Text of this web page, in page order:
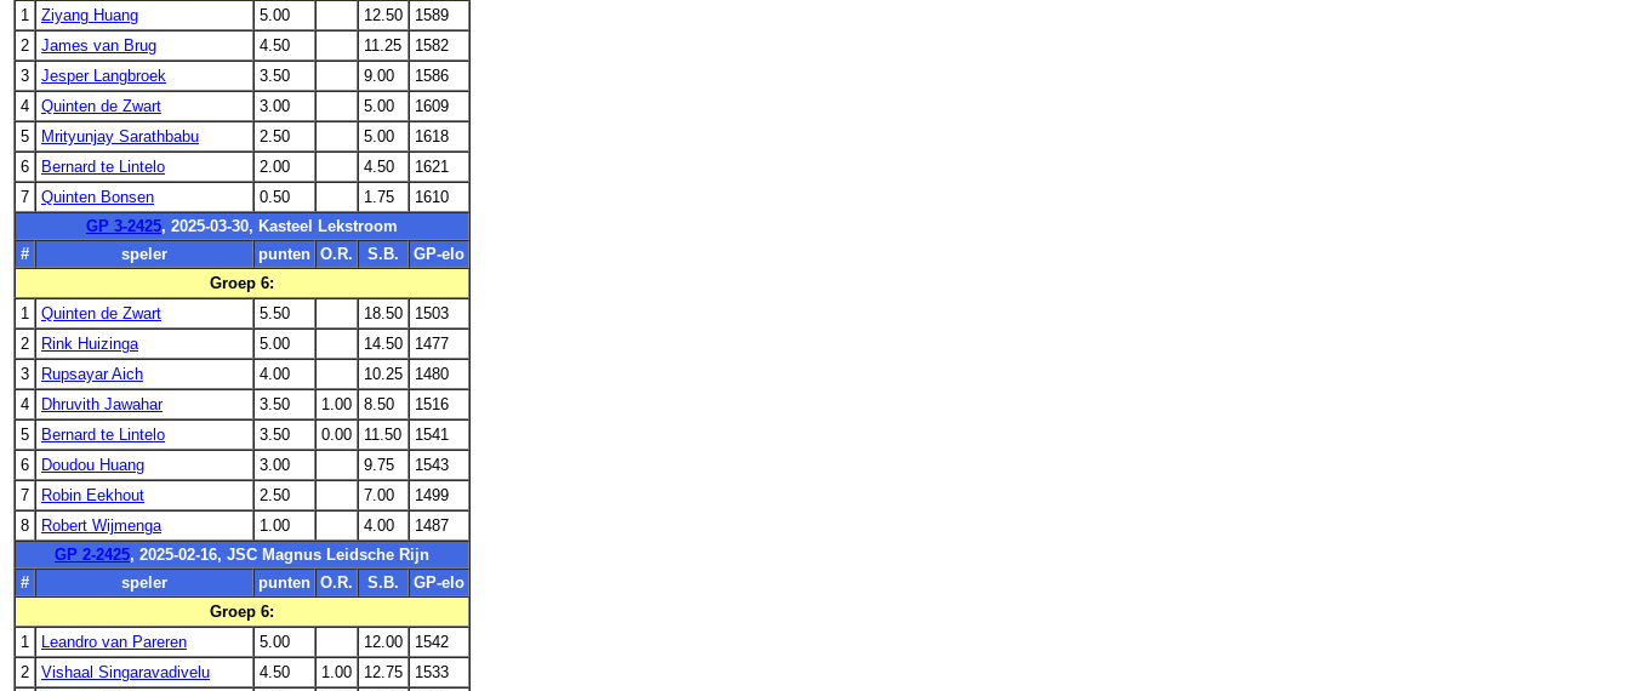
1
Ziyang Huang 5.00 12.50
1589
2
James van Brug 4.50 11.25
1582
3
Jesper Langbroek 3.50 9.00
1586
4
Quinten de Zwart 3.00 5.00
1609
5
Mrityunjay Sarathbabu 2.50 5.00
1618
6
Bernard te Lintelo 2.00 4.50
1621
7
Quinten Bonsen 0.50 1.75
1610
GP 3-2425, 2025-03-30, Kasteel Lekstroom
#
speler punten O.R. S.B.
GP-elo
Groep 6:
1
Quinten de Zwart 5.50 18.50
1503
2
Rink Huizinga 5.00 14.50
1477
3
Rupsayar Aich 4.00 10.25
1480
4
Dhruvith Jawahar 3.50 1.00 8.50
1516
5
Bernard te Lintelo 3.50 0.00 11.50
1541
6
Doudou Huang 3.00 9.75
1543
7
Robin Eekhout 2.50 7.00
1499
8
Robert Wijmenga 1.00 4.00
1487
GP 2-2425, 2025-02-16, JSC Magnus Leidsche Rijn
#
speler punten O.R. S.B.
GP-elo
Groep 6:
1
Leandro van Pareren 5.00 12.00
1542
2
Vishaal Singaravadivelu 4.50 1.00 12.75
1533